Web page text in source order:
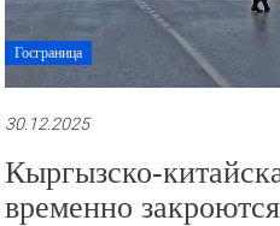
Госграница
30.12.2025
Кыргызско-
временно закроются